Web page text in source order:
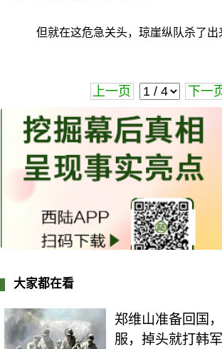
但就在这危急关头，琼崖纵队杀了出
上一页 下一
大家都在看
郑维山准备回国
服，掉头就打韩军